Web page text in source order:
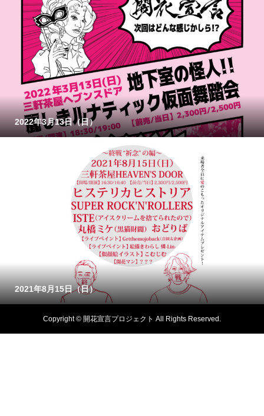
2022年3月13日（日）
2021年8月15日（日）
Copyright © 開花宣言プロジェクト All Rights Reserved.